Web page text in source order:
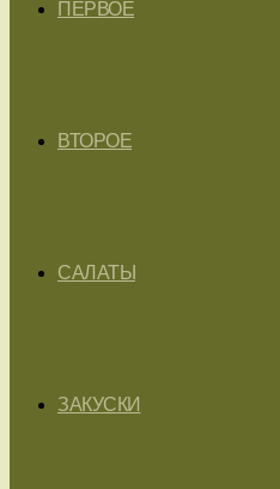
ПЕРВОЕ
ВТОРОЕ
САЛАТЫ
ЗАКУСКИ